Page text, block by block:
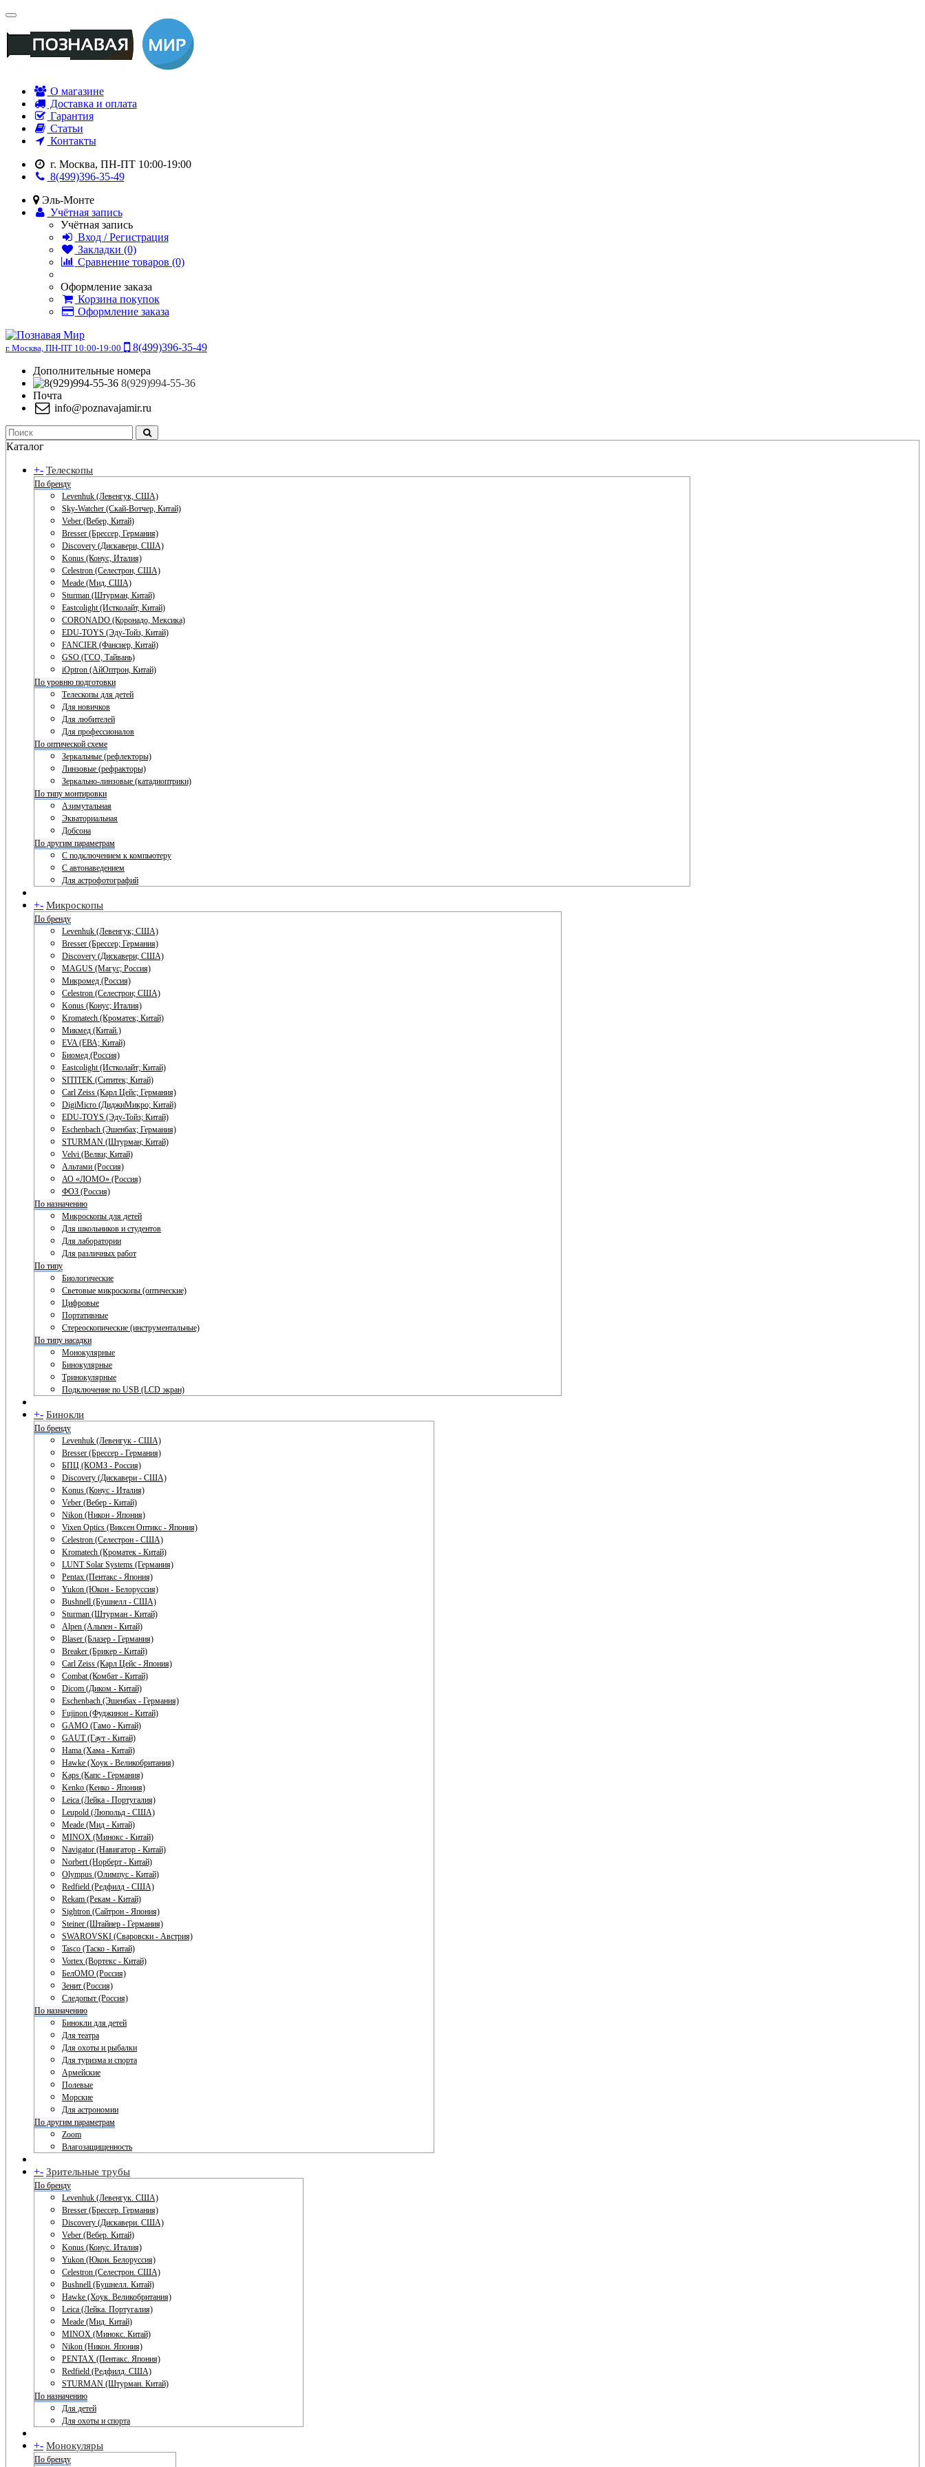
О магазине
Доставка и оплата
Гарантия
Статьи
Контакты
г. Москва, ПН-ПТ 10:00-19:00
8(499)396-35-49
Эль-Монте
Учётная запись
Учётная запись
Вход / Регистрация
Закладки (0)
Сравнение товаров (0)
Оформление заказа
Корзина покупок
Оформление заказа
г. Москва, ПН-ПТ 10:00-19:00
8(499)396-35-49
Дополнительные номера
8(929)994-55-36
Почта
info@poznavajamir.ru
Каталог
+- Телескопы
По бренду
Levenhuk (Левенгук, США)
Sky-Watcher (Скай-Вотчер, Китай)
Veber (Вебер, Китай)
Bresser (Брессер, Германия)
Discovery (Дискавери, США)
Konus (Конус, Италия)
Celestron (Селестрон, США)
Meade (Мид, США)
Sturman (Штурман, Китай)
Eastcolight (Истколайт, Китай)
CORONADO (Коронадо, Мексика)
EDU-TOYS (Эду-Тойз, Китай)
FANCIER (Фансиер, Китай)
GSO (ГСО, Тайвань)
iOptron (АйОптрон, Китай)
По уровню подготовки
Телескопы для детей
Для новичков
Для любителей
Для профессионалов
По оптической схеме
Зеркальные (рефлекторы)
Линзовые (рефракторы)
Зеркально-линзовые (катадиоптрики)
По типу монтировки
Азимутальная
Экваториальная
Добсона
По другим параметрам
С подключением к компьютеру
С автонаведением
Для астрофотографий
+- Микроскопы
По бренду
Levenhuk (Левенгук; США)
Bresser (Брессер; Германия)
Discovery (Дискавери; США)
MAGUS (Магус; Россия)
Микромед (Россия)
Celestron (Селестрон; США)
Konus (Конус; Италия)
Kromatech (Кроматек; Китай)
Микмед (Китай.)
EVA (ЕВА; Китай)
Биомед (Россия)
Eastcolight (Истколайт; Китай)
SITITEK (Сититек; Китай)
Carl Zeiss (Карл Цейс; Германия)
DigiMicro (ДиджиМикро; Китай)
EDU-TOYS (Эду-Тойз; Китай)
Eschenbach (Эшенбах; Германия)
STURMAN (Штурман; Китай)
Velvi (Велви; Китай)
Альтами (Россия)
АО «ЛОМО» (Россия)
ФОЗ (Россия)
По назначению
Микроскопы для детей
Для школьников и студентов
Для лаборатории
Для различных работ
По типу
Биологические
Световые микроскопы (оптические)
Цифровые
Портативные
Стереоскопические (инструментальные)
По типу насадки
Монокулярные
Бинокулярные
Тринокулярные
Подключение по USB (LCD экран)
+- Бинокли
По бренду
Levenhuk (Левенгук - США)
Bresser (Брессер - Германия)
БПЦ (КОМЗ - Россия)
Discovery (Дискавери - США)
Konus (Конус - Италия)
Veber (Вебер - Китай)
Nikon (Никон - Япония)
Vixen Optics (Виксен Оптикс - Япония)
Celestron (Селестрон - США)
Kromatech (Кроматек - Китай)
LUNT Solar Systems (Германия)
Pentax (Пентакс - Япония)
Yukon (Юкон - Белоруссия)
Bushnell (Бушнелл - США)
Sturman (Штурман - Китай)
Alpen (Альпен - Китай)
Blaser (Блазер - Германия)
Breaker (Брикер - Китай)
Carl Zeiss (Карл Цейс - Япония)
Combat (Комбат - Китай)
Dicom (Диком - Китай)
Eschenbach (Эшенбах - Германия)
Fujinon (Фуджинон - Китай)
GAMO (Гамо - Китай)
GAUT (Гаут - Китай)
Hama (Хама - Китай)
Hawke (Хоук - Великобритания)
Kaps (Капс - Германия)
Kenko (Кенко - Япония)
Leica (Лейка - Португалия)
Leupold (Люпольд - США)
Meade (Мид - Китай)
MINOX (Минокс - Китай)
Navigator (Навигатор - Китай)
Norbert (Норберт - Китай)
Olympus (Олимпус - Китай)
Redfield (Редфилд - США)
Rekam (Рекам - Китай)
Sightron (Сайтрон - Япония)
Steiner (Штайнер - Германия)
SWAROVSKI (Сваровски - Австрия)
Tasco (Таско - Китай)
Vortex (Вортекс - Китай)
БелОМО (Россия)
Зенит (Россия)
Следопыт (Россия)
По назначению
Бинокли для детей
Для театра
Для охоты и рыбалки
Для туризма и спорта
Армейские
Полевые
Морские
Для астрономии
По другим параметрам
Zoom
Влагозащищенность
+- Зрительные трубы
По бренду
Levenhuk (Левенгук. США)
Bresser (Брессер. Германия)
Discovery (Дискавери. США)
Veber (Вебер. Китай)
Konus (Конус. Италия)
Yukon (Юкон. Белоруссия)
Celestron (Селестрон. США)
Bushnell (Бушнелл. Китай)
Hawke (Хоук. Великобритания)
Leica (Лейка. Португалия)
Meade (Мид. Китай)
MINOX (Минокс. Китай)
Nikon (Никон. Япония)
PENTAX (Пентакс. Япония)
Redfield (Редфилд. США)
STURMAN (Штурман. Китай)
По назначению
Для детей
Для охоты и спорта
+- Монокуляры
По бренду